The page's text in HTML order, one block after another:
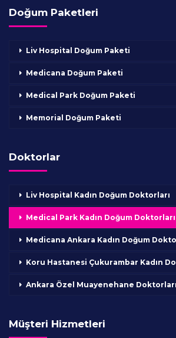
Doğum Paketleri
Liv Hospital Doğum Paketi
Medicana Doğum Paketi
Medical Park Doğum Paketi
Memorial Doğum Paketi
Doktorlar
Liv Hospital Kadın Doğum Doktorları
Medical Park Kadın Doğum Doktorları
Medicana Ankara Kadın Doğum
Koru Hastanesi Çukurambar Kadın
Ankara Özel Muayenehane Doktorları
Müşteri Hizmetleri